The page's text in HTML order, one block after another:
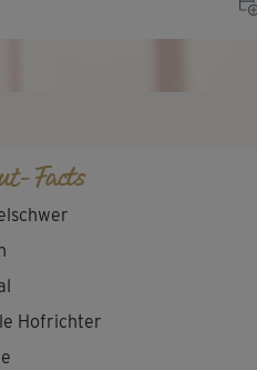
Facts
Hofrichter